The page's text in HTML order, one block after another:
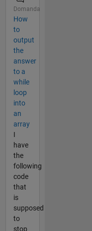
Domanda
How
to
output
the
answer
to a
while
loop
into
an
array
I
have
the
following
code
that
is
supposed
to
stop